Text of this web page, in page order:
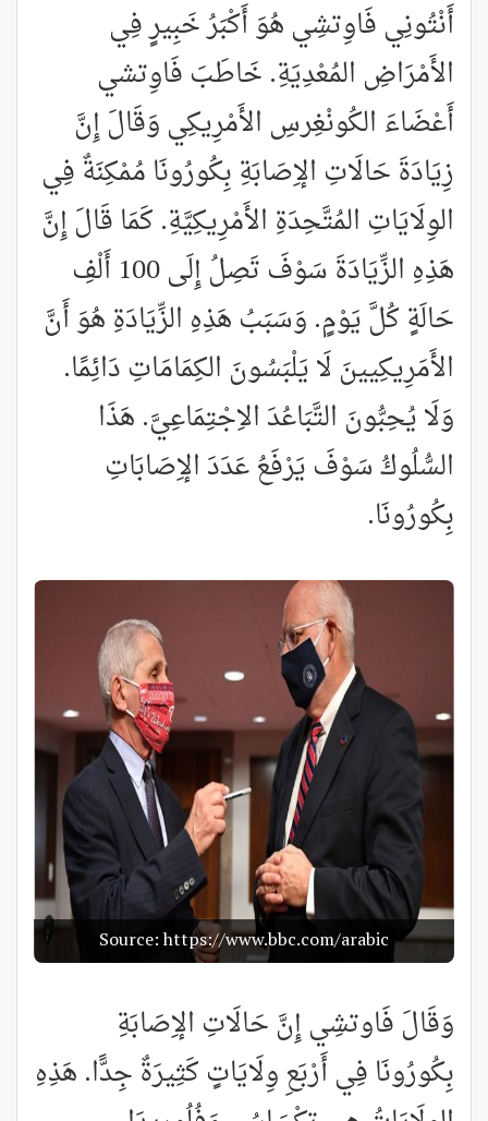
أَنْتُونِي فَاوِتشِي هُوَ أَكْبَرُ خَبِيرٍ فِي
الأَمْرَاضِ المُعْدِيَةِ. خَاطَبَ فَاوِتشي
أَعْضَاءَ الكُونْغِرسِ الأَمْرِيكِي وَقَالَ إِنَّ
زِيَادَةَ حَالَاتِ الإِصَابَةِ بِكُورُونَا مُمْكِنَةٌ فِي
الوِلَايَاتِ المُتَّحِدَةِ الأَمْرِيكِيَّةِ. كَمَا قَالَ إِنَّ
هَذِهِ الزِّيَادَةَ سَوْفَ تَصِلُ إِلَى 100 أَلْفِ
حَالَةٍ كُلَّ يَوْمٍ. وَسَبَبُ هَذِهِ الزِّيَادَةِ هُوَ أَنَّ
الأَمَرِيكِيينَ لَا يَلْبَسُونَ الكِمَامَاتِ دَائِمًا.
وَلَا يُحِبُّونَ التَّبَاعُدَ الاِجْتِمَاعِيَّ. هَذَا
السُّلُوكُ سَوْفَ يَرْفَعُ عَدَدَ الإِصَابَاتِ
بِكُورُونَا.
Source: https://www.bbc.com/arabic
وَقَالَ فَاوتشِي إِنَّ حَالَاتِ الإِصَابَةِ
بِكُورُونَا فِي أَرْبَعِ وِلَايَاتٍ كَثِيرَةٌ جِدًّا. هَذِهِ